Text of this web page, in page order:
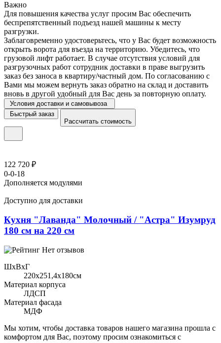
Важно
Для повышения качества услуг просим Вас обеспечить
беспрепятственный подъезд нашей машины к месту
разгрузки.
Заблаговременно удостоверьтесь, что у Вас будет возможность
открыть ворота для въезда на территорию. Убедитесь, что
грузовой лифт работает. В случае отсутствия условий для
разгрузочных работ сотрудник доставки в праве выгрузить
заказ без заноса в квартиру/частный дом. По согласованию с
Вами мы можем вернуть заказ обратно на склад и доставить
вновь в другой удобный для Вас день за повторную оплату.
Условия доставки и самовывоза
Быстрый заказ
Рассчитать стоимость
122 720 ₽
0-0-18
Дополняется модулями
Доступно для доставки
Кухня "Лаванда" Молочный / "Астра" Изумруд
180 см на 220 см
Нет отзывов
ШхВхГ
220x251,4х180см
Материал корпуса
ЛДСП
Материал фасада
МДФ
Мы хотим, чтобы доставка товаров нашего магазина прошла с
комфортом для Вас, поэтому просим ознакомиться с